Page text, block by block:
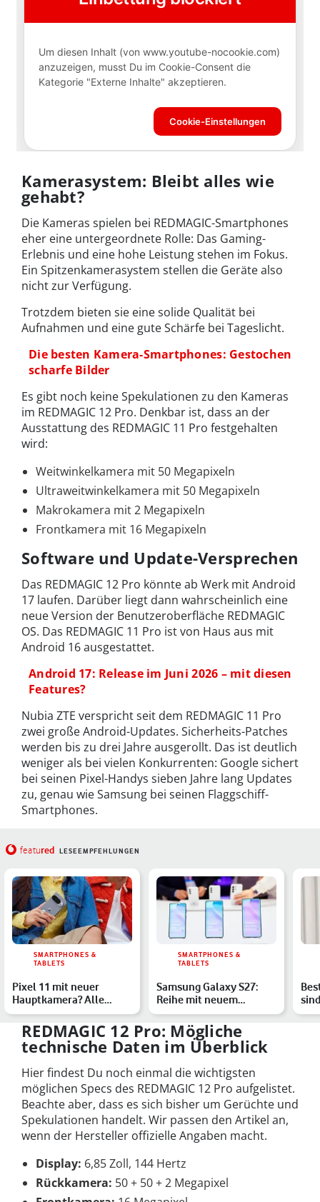
Kamerasystem: Bleibt alles wie
gehabt?
Die Kameras spielen bei REDMAGIC-Smartphones
eher eine untergeordnete Rolle: Das Gaming-
Erlebnis und eine hohe Leistung stehen im Fokus.
Ein Spitzenkamerasystem stellen die Geräte also
nicht zur Verfügung.
Trotzdem bieten sie eine solide Qualität bei
Aufnahmen und eine gute Schärfe bei Tageslicht.
Die besten Kamera-Smartphones: Gestochen
scharfe Bilder
Es gibt noch keine Spekulationen zu den Kameras
im REDMAGIC 12 Pro. Denkbar ist, dass an der
Ausstattung des REDMAGIC 11 Pro festgehalten
wird:
Weitwinkelkamera mit 50 Megapixeln
Ultraweitwinkelkamera mit 50 Megapixeln
Makrokamera mit 2 Megapixeln
Frontkamera mit 16 Megapixeln
Software und Update-Versprechen
Das REDMAGIC 12 Pro könnte ab Werk mit Android
17 laufen. Darüber liegt dann wahrscheinlich eine
neue Version der Benutzeroberfläche REDMAGIC
OS. Das REDMAGIC 11 Pro ist von Haus aus mit
Android 16 ausgestattet.
Android 17: Release im Juni 2026 – mit diesen
Features?
Nubia ZTE verspricht seit dem REDMAGIC 11 Pro
zwei große Android-Updates. Sicherheits-Patches
werden bis zu drei Jahre ausgerollt. Das ist deutlich
weniger als bei vielen Konkurrenten: Google sichert
bei seinen Pixel-Handys sieben Jahre lang Updates
zu, genau wie Samsung bei seinen Flaggschiff-
Smartphones.
featured LESEEMPFEHLUNGEN
SMARTPHONES &
TABLETS
Pixel 11 mit neuer
Hauptkamera? Alle
Gerüchte in der
Übersicht
SMARTPHONES &
TABLETS
Samsung Galaxy S27:
Reihe mit neuem
Modell? Alle Gerüchte
REDMAGIC 12 Pro: Mögliche
technische Daten im Überblick
Hier findest Du noch einmal die wichtigsten
möglichen Specs des REDMAGIC 12 Pro aufgelistet.
Beachte aber, dass es sich bisher um Gerüchte und
Spekulationen handelt. Wir passen den Artikel an,
wenn der Hersteller offizielle Angaben macht.
Display: 6,85 Zoll, 144 Hertz
Rückkamera: 50 + 50 + 2 Megapixel